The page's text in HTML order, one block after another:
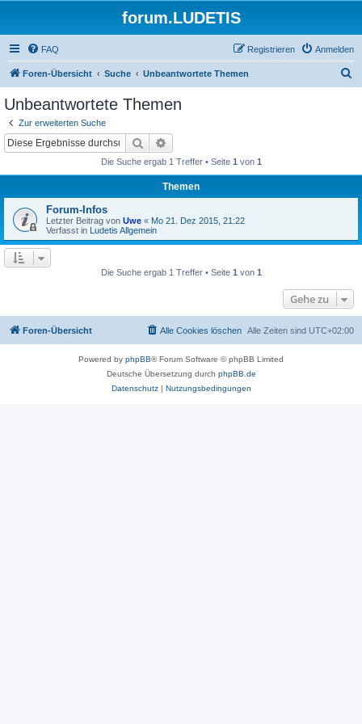
forum.LUDETIS
FAQ Anmelden
Registrieren
Foren-Übersicht Suche Unbeantwortete Themen
Unbeantwortete Themen
Zur erweiterten Suche
Suche
Die Suche ergab 1 Treffer • Seite 1 von 1
Themen
Forum-Infos
Letzter Beitrag von Uwe « Mo 21. Dez 2015, 21:22
Verfasst in Ludetis Allgemein
Die Suche ergab 1 Treffer • Seite 1 von 1
Gehe zu
Foren-Übersicht Alle Zeiten sind UTC+02:00
Alle Cookies löschen
Powered by phpBB® Forum Software © phpBB Limited
Deutsche Übersetzung durch phpBB.de
Datenschutz| Nutzungsbedingungen